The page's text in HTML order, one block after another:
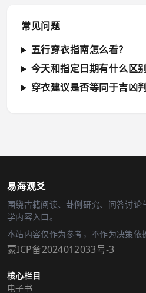
常见问题
五行穿衣指南怎么看？
今天和指定日期有什么区别
穿衣建议是否等同于吉凶判
易海观爻
围绕古籍阅读、卦例研究、问答讨论
学内容入口。
本站内容仅作为参考，不作为决策依
蒙ICP备2024012033号-3
核心栏目
电子书